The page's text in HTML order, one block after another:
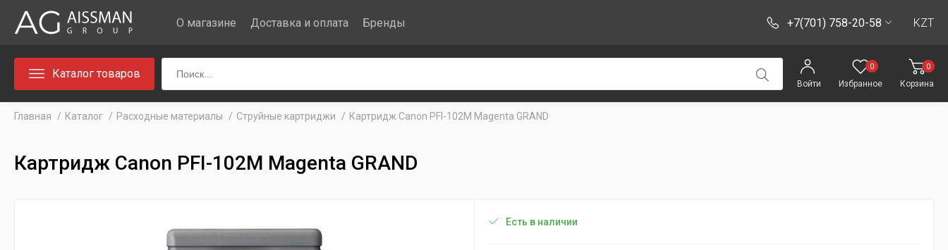
О магазине Доставка и оплата Бренды +7(701) 758-20-58 KZT
Каталог товаров
Войти
0
Избранное
0
Корзина
Главная Каталог Расходные материалы Струйные картриджи Картридж Canon PFI-102M Magenta GRAND
Картридж Canon PFI-102M Magenta GRAND
Есть в наличии